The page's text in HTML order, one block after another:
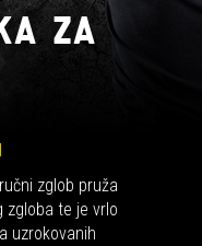
za
zglob pruža
zgloba te je vrlo
uzrokovanih